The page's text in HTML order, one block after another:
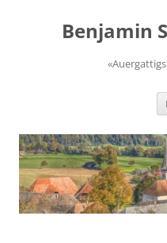
springenBenjamin